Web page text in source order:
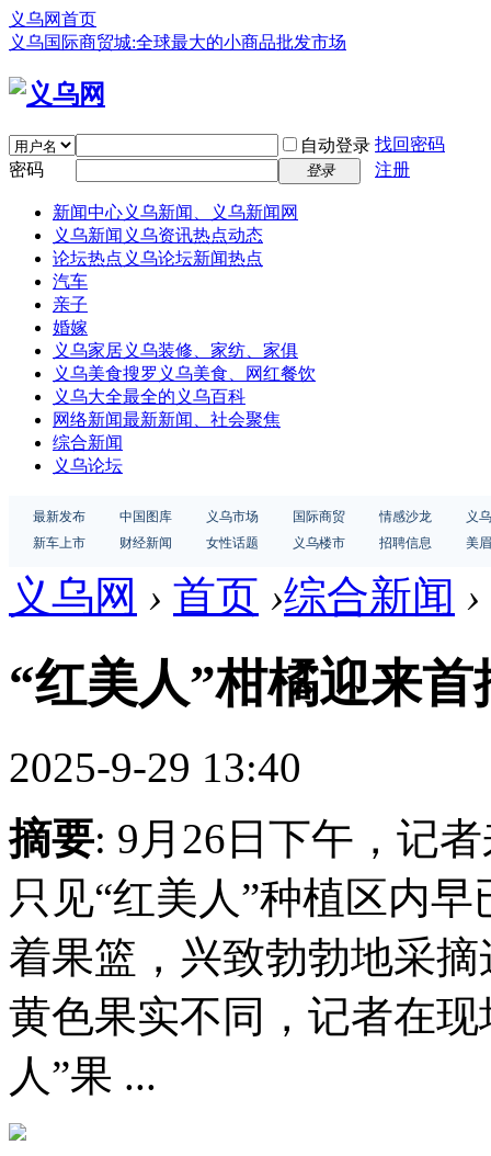
义乌网首页
义乌国际商贸城:全球最大的小商品批发市场
自动登录 找回密码
密码
登录 注册
新闻中心义乌新闻、义乌新闻网
义乌新闻 义乌资讯热点动态
论坛热点 义乌论坛新闻热点
汽车
亲子
婚嫁
义乌家居义乌装修、家纺、家俱
义乌美食搜罗义乌美食、网红餐饮
义乌大全最全的义乌百科
网络新闻最新新闻、社会聚焦
综合新闻
义乌论坛
最新发布 中国图库 义乌市场 国际商贸 情感沙龙
义
新车上市
财经新闻 女性话题 义乌楼市 招聘信息 美
义乌网 › 首页 ›综合新闻 ›
“红美人”柑橘迎来首
2025-9-29 13:40
摘要: 9月26日下午，记
只见“红美人”种植区内
着果篮，兴致勃勃地采
黄色果实不同，记者在
人”果 ...